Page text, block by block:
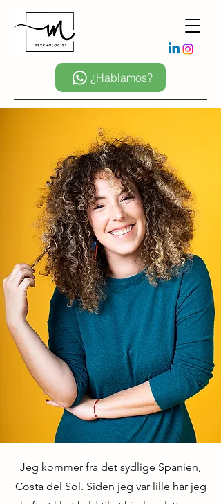
¿Hablamos?
Jeg kommer fra det sydlige Spanien,
Costa del Sol. Siden jeg var lille har jeg